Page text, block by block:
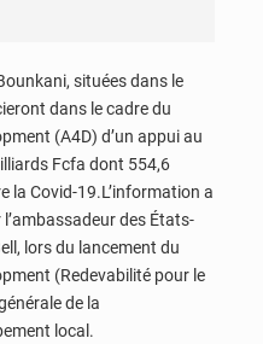
situées dans le
dans le cadre du
(A4D) d’un appui au
Fcfa dont 554,6
la Covid-19.L’information a
des États-
lors du lancement du
(Redevabilité pour le
de la
local.